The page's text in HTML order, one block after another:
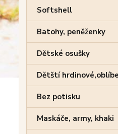
Softshell
Batohy, peněženky
Dětské osušky
Dětští
Bez potisku
Maskáče, army, khaki